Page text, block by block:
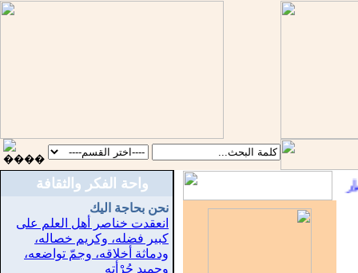
واحة الفكر والثقافة
نحن بحاجة اليك
انعقدت خناصر أهل العلم على
كبير فضله، وكريم خصاله،
ودماثة أخلاقه، وجمّ تواضعه،
وحميد جُرْأته
::